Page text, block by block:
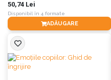
50,74 Lei
Disponibil în 4 formate
ADĂUGARE